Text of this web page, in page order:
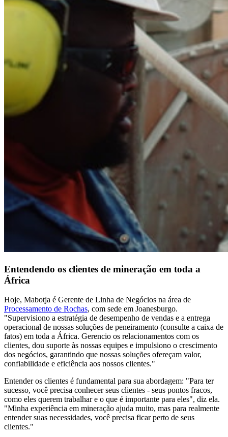
Entendendo os clientes de mineração em toda a
África
Hoje, Mabotja é Gerente de Linha de Negócios na área de
Processamento de Rochas, com sede em Joanesburgo.
"Supervisiono a estratégia de desempenho de vendas e a entrega
operacional de nossas soluções de peneiramento (consulte a caixa de
fatos) em toda a África. Gerencio os relacionamentos com os
clientes, dou suporte às nossas equipes e impulsiono o crescimento
dos negócios, garantindo que nossas soluções ofereçam valor,
confiabilidade e eficiência aos nossos clientes."
Entender os clientes é fundamental para sua abordagem: "Para ter
sucesso, você precisa conhecer seus clientes - seus pontos fracos,
como eles querem trabalhar e o que é importante para eles", diz ela.
"Minha experiência em mineração ajuda muito, mas para realmente
entender suas necessidades, você precisa ficar perto de seus
clientes."